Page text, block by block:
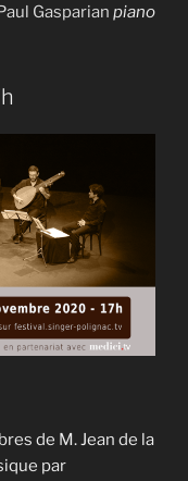
Gasparian piano
de M. Jean de la
par